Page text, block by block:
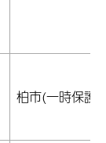
柏市(一時保護